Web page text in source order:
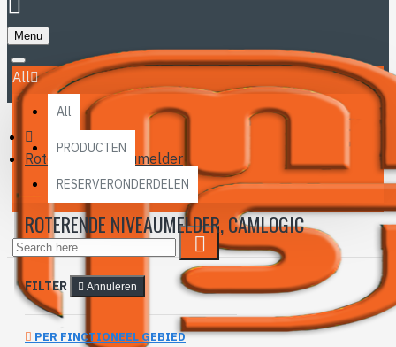
Menu
All
All
PRODUCTEN
RESERVERONDERDELEN
Roterende niveaumelder
ROTERENDE NIVEAUMELDER, CAMLOGIC
FILTER Annuleren
PER FINCTIONEEL GEBIED